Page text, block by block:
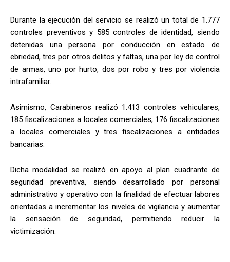
Durante la ejecución del servicio se realizó un total de 1.777
controles preventivos y 585 controles de identidad, siendo
detenidas una persona por conducción en estado de
ebriedad, tres por otros delitos y faltas, una por ley de control
de armas, uno por hurto, dos por robo y tres por violencia
intrafamiliar.
Asimismo, Carabineros realizó 1.413 controles vehiculares,
185 fiscalizaciones a locales comerciales, 176 fiscalizaciones
a locales comerciales y tres fiscalizaciones a entidades
bancarias.
Dicha modalidad se realizó en apoyo al plan cuadrante de
seguridad preventiva, siendo desarrollado por personal
administrativo y operativo con la finalidad de efectuar labores
orientadas a incrementar los niveles de vigilancia y aumentar
la sensación de seguridad, permitiendo reducir la
victimización.